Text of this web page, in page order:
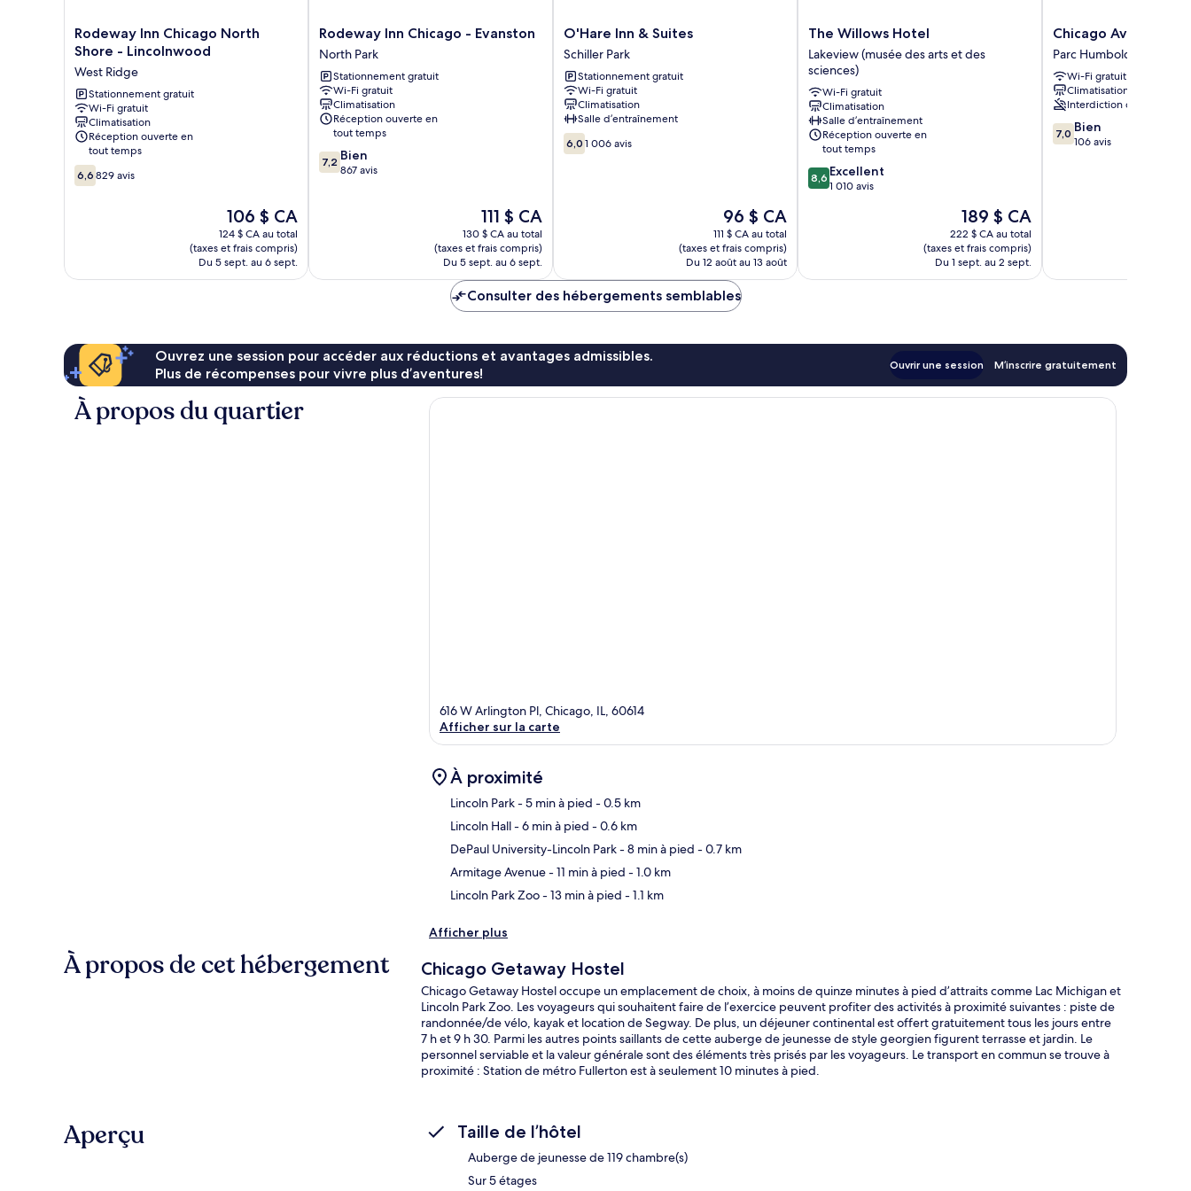
Rodeway
Inn
North
Shore
-
Lincolnwood
West
Ridge
Rodeway Inn Chicago North
Shore - Lincolnwood
West Ridge
Stationnement gratuit
Wi-Fi gratuit
Climatisation
Réception ouverte en
tout temps
6.6
sur
6,6 829 avis
Le
prix
est
de
106 $ CA
106 $ CA
124 $ CA au total
(taxes et frais compris)
Du 5 sept. au 6 sept.
Rodeway
Inn
Chicago
-
Evanston
North
Park
Rodeway Inn Chicago - Evanston
North Park
Stationnement gratuit
Wi-Fi gratuit
Climatisation
Réception ouverte en
tout temps
7.2
sur
7,2 Bien
867 avis
Le
prix
est
de
111 $ CA
111 $ CA
130 $ CA au total
(taxes et frais compris)
Du 5 sept. au 6 sept.
O'Hare
Inn
&
Suites
Schiller
Park
O'Hare Inn & Suites
Schiller Park
Stationnement gratuit
Wi-Fi gratuit
Climatisation
Salle d’entraînement
6.0
sur
6,0 1 006 avis
Le
prix
est
de
96 $ CA
96 $ CA
111 $ CA au total
(taxes et frais compris)
Du 12 août au 13 août
The
Willows
Hotel
Lakeview
(musée
des
arts
et
sciences)
The Willows Hotel
Lakeview (musée des arts et des
sciences)
Wi-Fi gratuit
Climatisation
Salle d’entraînement
Réception ouverte en
tout temps
8.6
sur
8,6 Excellent
1 010 avis
Le
prix
est
de
189 $ CA
189 $ CA
222 $ CA au total
(taxes et frais compris)
Du 1 sept. au 2 sept.
Chicago
Avenue
Inn
Parc
Humboldt
Chicago Avenue Inn
Parc Humboldt
Wi-Fi gratuit
Climatisation
Interdiction de fumer
7.0
sur
7,0 Bien
106 avis
Consulter des hébergements semblables
Ouvrez une session pour accéder aux réductions et avantages admissibles.
Plus de récompenses pour vivre plus d’aventures!
Ouvrir une session M’inscrire gratuitement
À propos du quartier
616 W Arlington Pl, Chicago, IL, 60614
Afficher sur la carte
À proximité
Lincoln Park- 5 min à pied - 0.5 km
Lincoln Hall- 6 min à pied - 0.6 km
DePaul University-Lincoln Park- 8 min à pied - 0.7 km
Armitage Avenue- 11 min à pied - 1.0 km
Lincoln Park Zoo- 13 min à pied - 1.1 km
Afficher plus
À propos de cet hébergement Chicago Getaway Hostel
Chicago Getaway Hostel occupe un emplacement de choix, à moins de quinze minutes à pied d’attraits comme Lac Michigan et
Lincoln Park Zoo. Les voyageurs qui souhaitent faire de l’exercice peuvent profiter des activités à proximité suivantes : piste de
randonnée/de vélo, kayak et location de Segway. De plus, un déjeuner continental est offert gratuitement tous les jours entre
7 h et 9 h 30. Parmi les autres points saillants de cette auberge de jeunesse de style georgien figurent terrasse et jardin. Le
personnel serviable et la valeur générale sont des éléments très prisés par les voyageurs. Le transport en commun se trouve à
proximité : Station de métro Fullerton est à seulement 10 minutes à pied.
Aperçu Taille de l’hôtel
Auberge de jeunesse de 119 chambre(s)
Sur 5 étages